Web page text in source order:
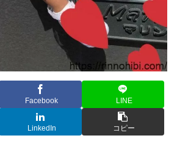
Facebook LINE
LinkedIn コピー